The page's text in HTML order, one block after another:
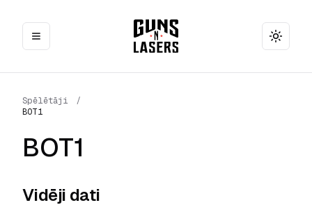
Toggle
Spēlētāji
/
BOT1
BOT1
Vidēji dati